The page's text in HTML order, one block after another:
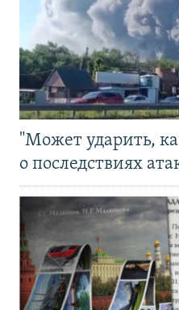
"Может ударить,
о последствиях